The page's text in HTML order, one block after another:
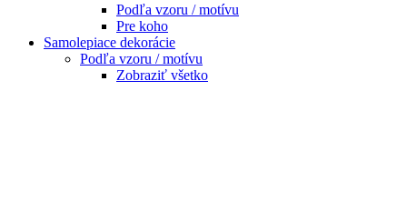
Podľa vzoru / motívu
Pre koho
Samolepiace dekorácie
Podľa vzoru / motívu
Zobraziť všetko